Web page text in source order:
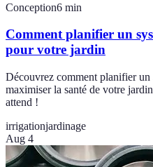
Conception6 min
Comment planifier un
pour votre jardin
Découvrez comment planifier
maximiser la santé de votre
attend !
irrigationjardinage
Aug 4